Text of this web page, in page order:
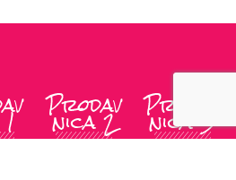
Prodav
nica 2 Prodav
nica 3